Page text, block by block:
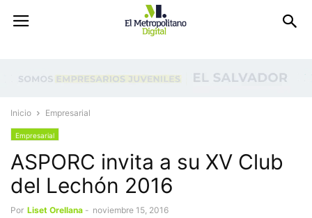
Inicio Empresarial
Empresarial
ASPORC invita a su XV Club
del Lechón 2016
Por Liset Orellana - noviembre 15, 2016